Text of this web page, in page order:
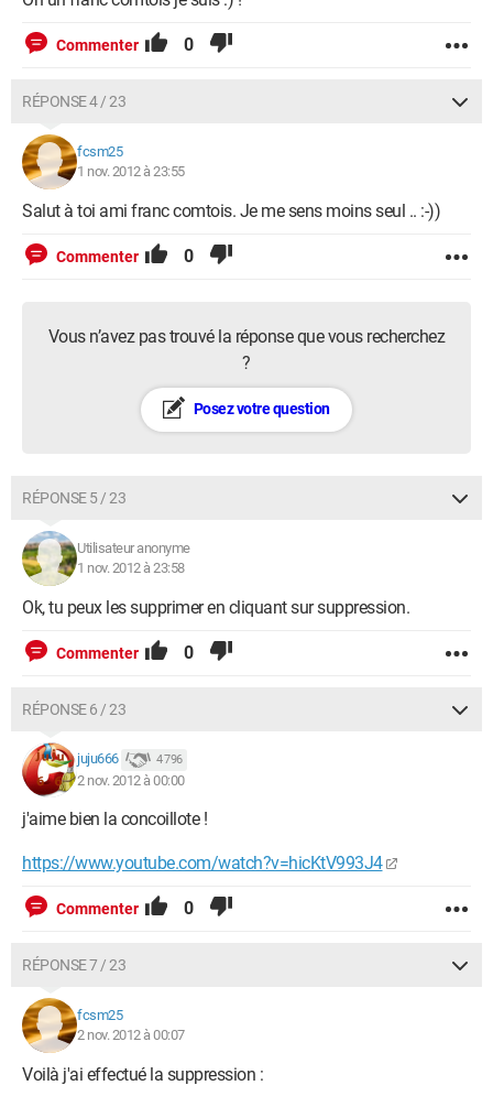
Commenter 0
RÉPONSE 4 / 23
fcsm25
1 nov. 2012 à 23:55
Salut à toi ami franc comtois. Je me sens moins seul .. :-))
Commenter 0
Vous n’avez pas trouvé la réponse que vous recherchez
?
Posez votre question
RÉPONSE 5 / 23
Utilisateur anonyme
1 nov. 2012 à 23:58
Ok, tu peux les supprimer en cliquant sur suppression.
Commenter 0
RÉPONSE 6 / 23
juju666 4 796
2 nov. 2012 à 00:00
j'aime bien la concoillote !
https://www.youtube.com/watch?v=hicKtV993J4
Commenter 0
RÉPONSE 7 / 23
fcsm25
2 nov. 2012 à 00:07
Voilà j'ai effectué la suppression :